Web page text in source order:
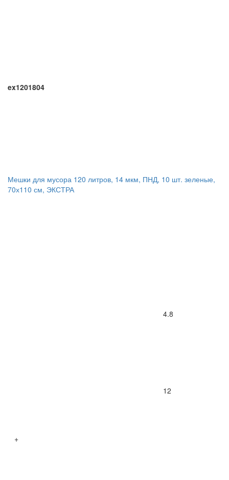
ex1201804
Мешки для мусора 120 литров, 14 мкм, ПНД, 10 шт. зеленые,
70х110 см, ЭКСТРА
4.8
12
+